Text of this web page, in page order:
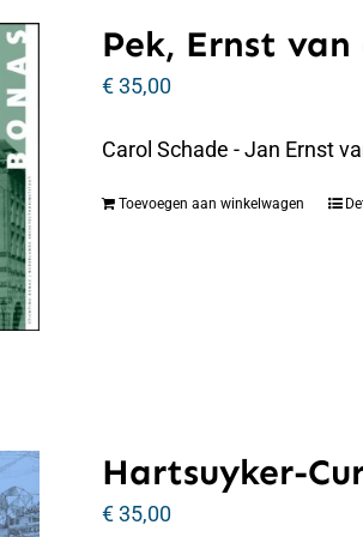
Pek, Ernst van
€35,00
Carol Schade - Jan Ernst
Toevoegen aan winkelwagen
Hartsuyker-
€35,00